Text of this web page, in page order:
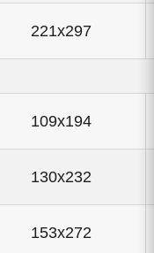
221x297
109x194
130x232
153x272